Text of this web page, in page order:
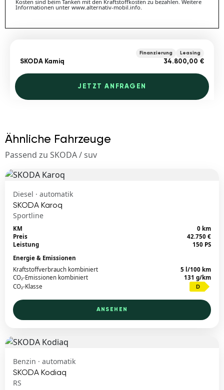
Kosten sind beim Tanken mit den Kraftstoffkosten zu bezahlen. Weitere
Informationen unter www.alternativ-mobil.info.
SKODA Kamiq
Finanzierung Leasing
34.800,00 €
JETZT ANFRAGEN
Ähnliche Fahrzeuge
Passend zu SKODA / suv
Diesel · automatik
SKODA Karoq
Sportline
KM
0 km
Preis
42.750 €
Leistung
150 PS
Energie & Emissionen
Kraftstoffverbrauch kombiniert
5 l/100 km
CO₂-Emissionen kombiniert
131 g/km
CO₂-Klasse
D
ANSEHEN
Benzin · automatik
SKODA Kodiaq
RS